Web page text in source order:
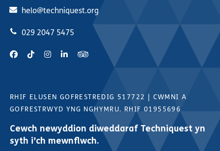
helo@techniquest.org
029 2047 5475
RHIF ELUSEN GOFRESTREDIG 517722
CWMNI A
GOFRESTRWYD YNG NGHYMRU. RHIF 01955696
Cewch newyddion diweddaraf Techniquest yn
syth i’ch mewnflwch.